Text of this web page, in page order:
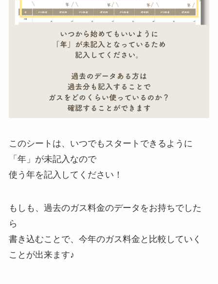
このシートは、いつでもスタートできるように
「年」が未記入なので
使う年を記入してください！
もしも、過去のガス料金のデータをお持ちでした
ら
書き込むことで、今年のガス料金と比較していく
ことが出来ます♪